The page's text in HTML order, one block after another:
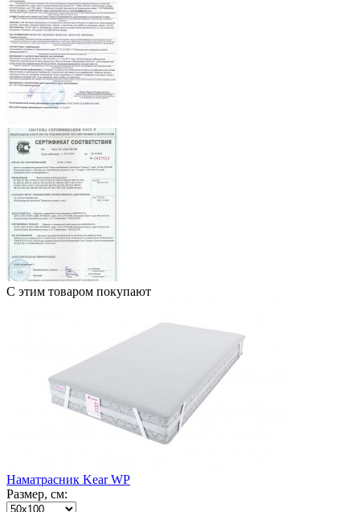
С этим товаром покупают
Наматрасник Kear WP
Размер, см: